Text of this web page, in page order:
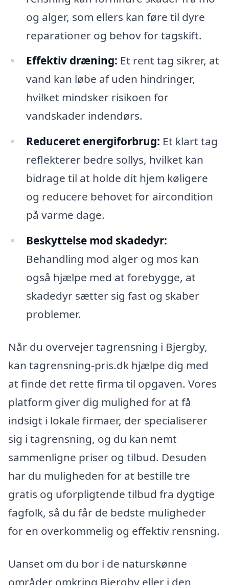
og alger, som ellers kan føre til dyre
reparationer og behov for tagskift.
Effektiv dræning: Et rent tag sikrer, at
vand kan løbe af uden hindringer,
hvilket mindsker risikoen for
vandskader indendørs.
Reduceret energiforbrug: Et klart tag
reflekterer bedre sollys, hvilket kan
bidrage til at holde dit hjem køligere
og reducere behovet for aircondition
på varme dage.
Beskyttelse mod skadedyr:
Behandling mod alger og mos kan
også hjælpe med at forebygge, at
skadedyr sætter sig fast og skaber
problemer.
Når du overvejer tagrensning i Bjergby,
kan tagrensning-pris.dk hjælpe dig med
at finde det rette firma til opgaven. Vores
platform giver dig mulighed for at få
indsigt i lokale firmaer, der specialiserer
sig i tagrensning, og du kan nemt
sammenligne priser og tilbud. Desuden
har du muligheden for at bestille tre
gratis og uforpligtende tilbud fra dygtige
fagfolk, så du får de bedste muligheder
for en overkommelig og effektiv rensning.
Uanset om du bor i de naturskønne
områder omkring Bjergby eller i den